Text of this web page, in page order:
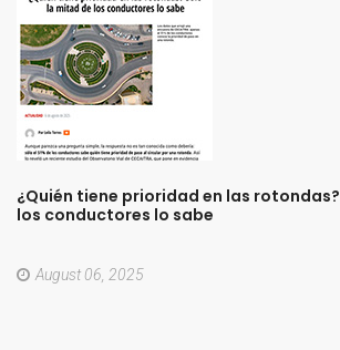
¿Quién tiene prioridad en las rotondas?
los conductores lo sabe
August 06, 2025